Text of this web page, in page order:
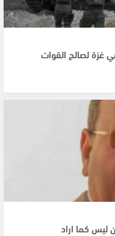
غزة لصالح القوات
ليس كما اراد